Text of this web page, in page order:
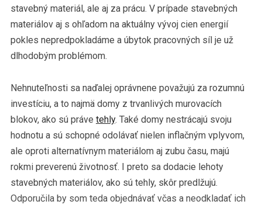
stavebný materiál, ale aj za prácu. V prípade stavebných
materiálov aj s ohľadom na aktuálny vývoj cien energií
pokles nepredpokladáme a úbytok pracovných síl je už
dlhodobým problémom.
Nehnuteľnosti sa naďalej oprávnene považujú za rozumnú
investíciu, a to najmä domy z trvanlivých murovacích
blokov, ako sú práve tehly. Také domy nestrácajú svoju
hodnotu a sú schopné odolávať nielen inflačným vplyvom,
ale oproti alternatívnym materiálom aj zubu času, majú
rokmi preverenú životnosť. I preto sa dodacie lehoty
stavebných materiálov, ako sú tehly, skôr predlžujú.
Odporučila by som teda objednávať včas a neodkladať ich